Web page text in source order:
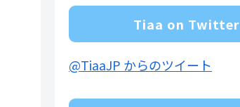
Tiaa on Twitter
@TiaaJP からのツイート